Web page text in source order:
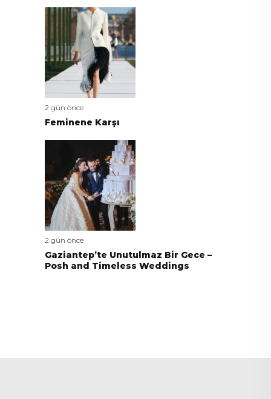
2 gün önce
Feminene Karşı
2 gün önce
Gaziantep’te Unutulmaz Bir Gece –
Posh and Timeless Weddings